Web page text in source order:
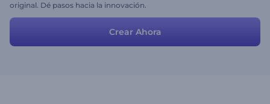
original. Dé pasos hacia la innovación.
Crear Ahora